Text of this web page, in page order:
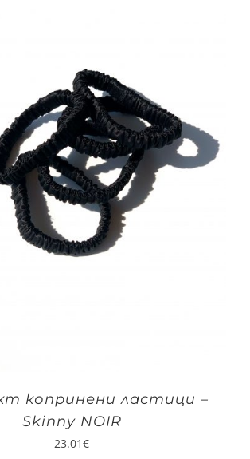
копринени ластици –
Skinny NOIR
23.01€